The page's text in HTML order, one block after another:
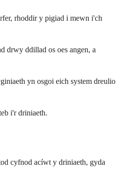
rhoddir y pigiad i mewn i'ch
drwy ddillad os oes angen, a
yn osgoi eich system dreulio
i'r driniaeth.
cyfnod acíwt y driniaeth, gyda